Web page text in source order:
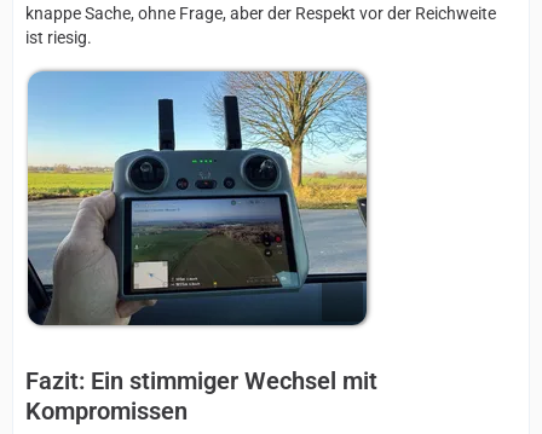
knappe Sache, ohne Frage, aber der Respekt vor der Reichweite
ist riesig.
Fazit: Ein stimmiger Wechsel mit
Kompromissen